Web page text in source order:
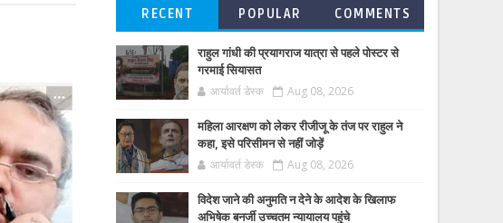
RECENT POPULAR COMMENTS
राहुल गांधी की प्रयागराज यात्रा से पहले पोस्टर से
गरमाई सियासत
आर्यावर्त डेस्क Aug 08, 2026
महिला आरक्षण को लेकर रीजीजू के तंज पर राहुल ने
कहा, इसे परिसीमन से नहीं जोड़ें
आर्यावर्त डेस्क Aug 08, 2026
विदेश जाने की अनुमति न देने के आदेश के खिलाफ
अभिषेक बनर्जी उच्चतम न्यायालय पहुंचे